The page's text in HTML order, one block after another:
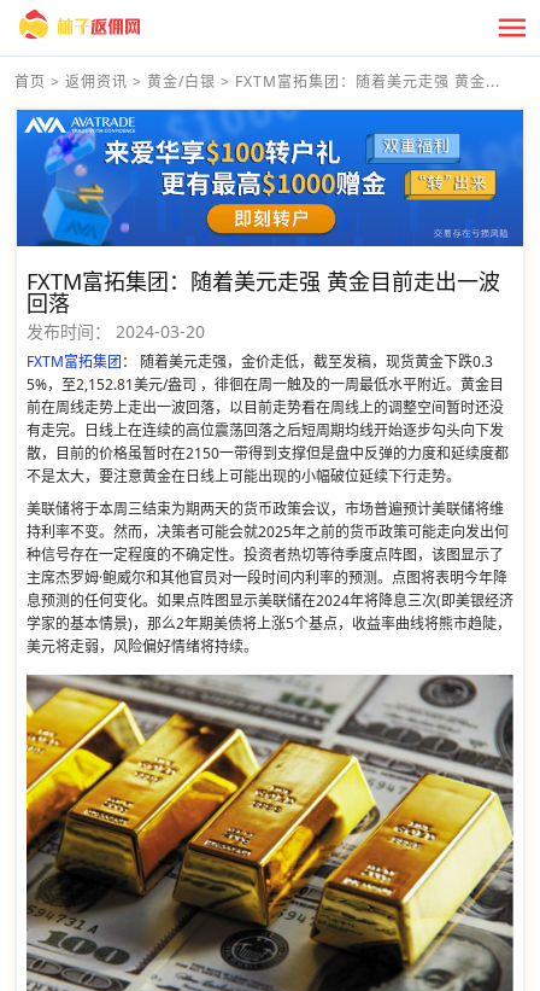
首页 > 返佣资讯 > 黄金/白银 > FXTM富拓集团：随着美元走强 黄金...
FXTM富拓集团：随着美元走强 黄金目前走出一波
回落
发布时间： 2024-03-20
FXTM富拓集团： 随着美元走强，金价走低，截至发稿，现货黄金下跌0.3
5%，至2,152.81美元/盎司 ，徘徊在周一触及的一周最低水平附近。黄金目
前在周线走势上走出一波回落，以目前走势看在周线上的调整空间暂时还没
有走完。日线上在连续的高位震荡回落之后短周期均线开始逐步勾头向下发
散，目前的价格虽暂时在2150一带得到支撑但是盘中反弹的力度和延续度都
不是太大，要注意黄金在日线上可能出现的小幅破位延续下行走势。
美联储将于本周三结束为期两天的货币政策会议，市场普遍预计美联储将维
持利率不变。然而，决策者可能会就2025年之前的货币政策可能走向发出何
种信号存在一定程度的不确定性。投资者热切等待季度点阵图，该图显示了
主席杰罗姆·鲍威尔和其他官员对一段时间内利率的预测。点图将表明今年降
息预测的任何变化。如果点阵图显示美联储在2024年将降息三次(即美银经济
学家的基本情景)，那么2年期美债将上涨5个基点，收益率曲线将熊市趋陡，
美元将走弱，风险偏好情绪将持续。